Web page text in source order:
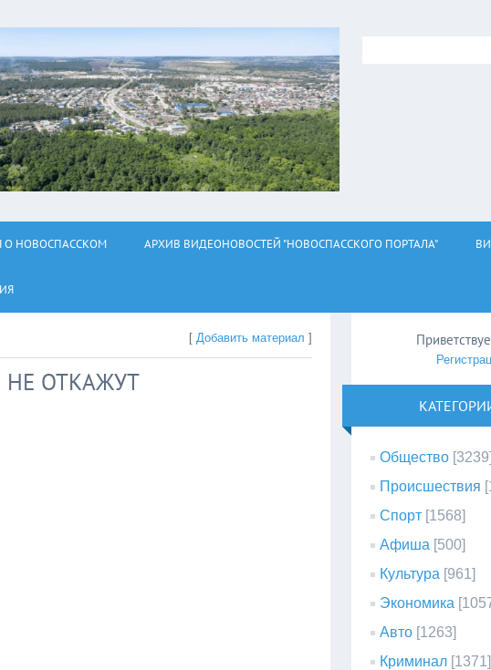
НОВОСПАССКОМ АРХИВ ВИДЕОНОВОСТЕЙ "НОВОСПАССКОГО ПОРТАЛА"
[Добавить материал ]
ОТКАЖУТ
Общество [3239]
Происшествия
Спорт [1568]
Афиша [500]
Культура [961]
Экономика
Авто [1263]
Криминал [1371]